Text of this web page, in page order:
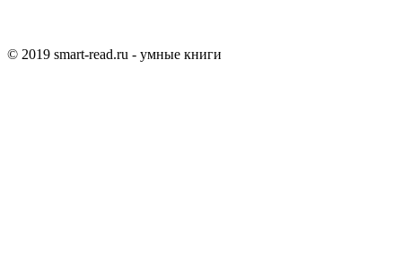
© 2019 smart-read.ru - умные книги